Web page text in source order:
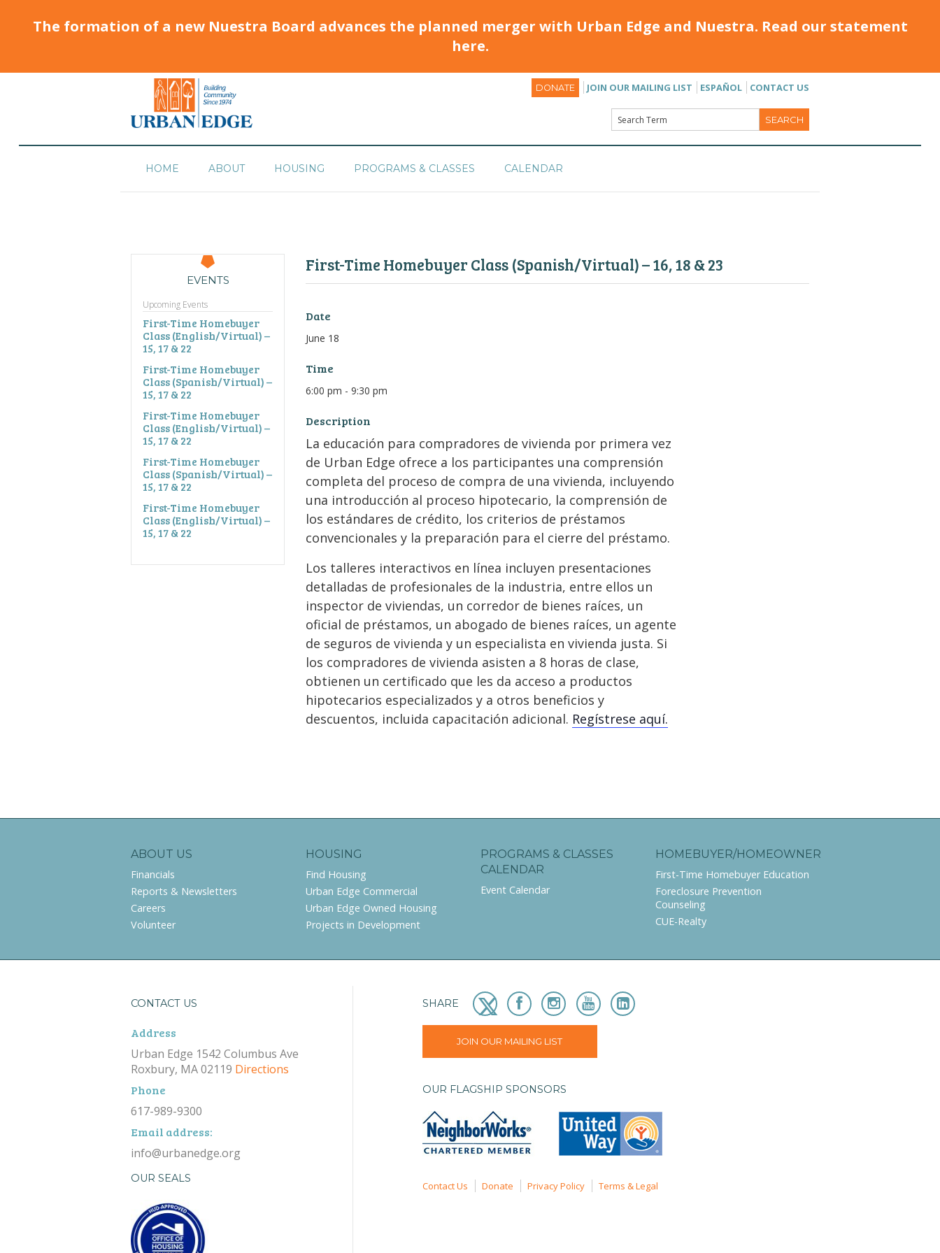
The formation of a new Nuestra Board advances the planned merger with Urban Edge and Nuestra. Read our statement
here.
DONATE JOIN OUR MAILING LIST ESPAÑOL CONTACT US
HOME ABOUT HOUSING PROGRAMS & CLASSES CALENDAR
EVENTS
Upcoming Events
First-Time Homebuyer
Class (English/Virtual) –
15, 17 & 22
First-Time Homebuyer
Class (Spanish/Virtual) –
15, 17 & 22
First-Time Homebuyer
Class (English/Virtual) –
15, 17 & 22
First-Time Homebuyer
Class (Spanish/Virtual) –
15, 17 & 22
First-Time Homebuyer
Class (English/Virtual) –
15, 17 & 22
First-Time Homebuyer Class (Spanish/Virtual) – 16, 18 & 23
Date
June 18
Time
6:00 pm - 9:30 pm
Description
La educación para compradores de vivienda por primera vez
de Urban Edge ofrece a los participantes una comprensión
completa del proceso de compra de una vivienda, incluyendo
una introducción al proceso hipotecario, la comprensión de
los estándares de crédito, los criterios de préstamos
convencionales y la preparación para el cierre del préstamo.
Los talleres interactivos en línea incluyen presentaciones
detalladas de profesionales de la industria, entre ellos un
inspector de viviendas, un corredor de bienes raíces, un
oficial de préstamos, un abogado de bienes raíces, un agente
de seguros de vivienda y un especialista en vivienda justa. Si
los compradores de vivienda asisten a 8 horas de clase,
obtienen un certificado que les da acceso a productos
hipotecarios especializados y a otros beneficios y
descuentos, incluida capacitación adicional. Regístrese aquí.
ABOUT US
Financials
Reports & Newsletters
Careers
Volunteer
HOUSING
Find Housing
Urban Edge Commercial
Urban Edge Owned Housing
Projects in Development
PROGRAMS & CLASSES
CALENDAR
Event Calendar
HOMEBUYER/HOMEOWNER
First-Time Homebuyer Education
Foreclosure Prevention
Counseling
CUE-Realty
CONTACT US
Address
Urban Edge 1542 Columbus Ave
Roxbury, MA 02119 Directions
Phone
617-989-9300
Email address:
info@urbanedge.org
OUR SEALS
SHARE
JOIN OUR MAILING LIST
OUR FLAGSHIP SPONSORS
Contact Us Donate Privacy Policy Terms & Legal